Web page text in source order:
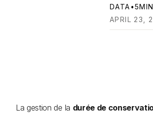
DATA •5
APRIL 23,
La gestion de la durée de